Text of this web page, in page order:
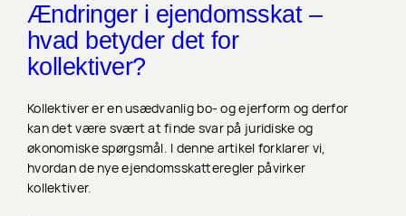
Ændringer i ejendomsskat –
hvad betyder det for
kollektiver?
Kollektiver er en usædvanlig bo- og ejerform og derfor
kan det være svært at finde svar på juridiske og
økonomiske spørgsmål. I denne artikel forklarer vi,
hvordan de nye ejendomsskatteregler påvirker
kollektiver.